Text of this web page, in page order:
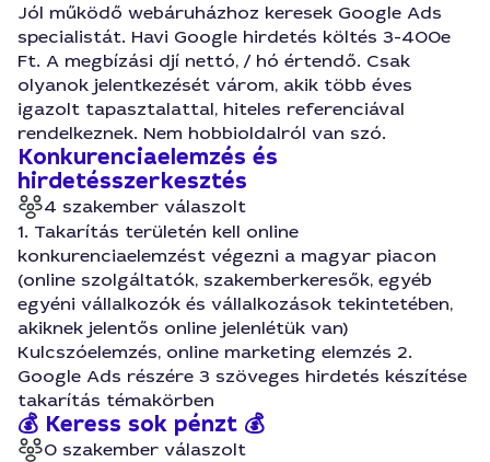
Jól működő webáruházhoz keresek Google Ads
specialistát. Havi Google hirdetés költés 3-400e
Ft. A megbízási djí nettó, / hó értendő. Csak
olyanok jelentkezését várom, akik több éves
igazolt tapasztalattal, hiteles referenciával
rendelkeznek. Nem hobbioldalról van szó.
Konkurenciaelemzés és
hirdetésszerkesztés
4 szakember válaszolt
1. Takarítás területén kell online
konkurenciaelemzést végezni a magyar piacon
(online szolgáltatók, szakemberkeresők, egyéb
egyéni vállalkozók és vállalkozások tekintetében,
akiknek jelentős online jelenlétük van)
Kulcszóelemzés, online marketing elemzés 2.
Google Ads részére 3 szöveges hirdetés készítése
takarítás témakörben
💰 Keress sok pénzt 💰
0 szakember válaszolt